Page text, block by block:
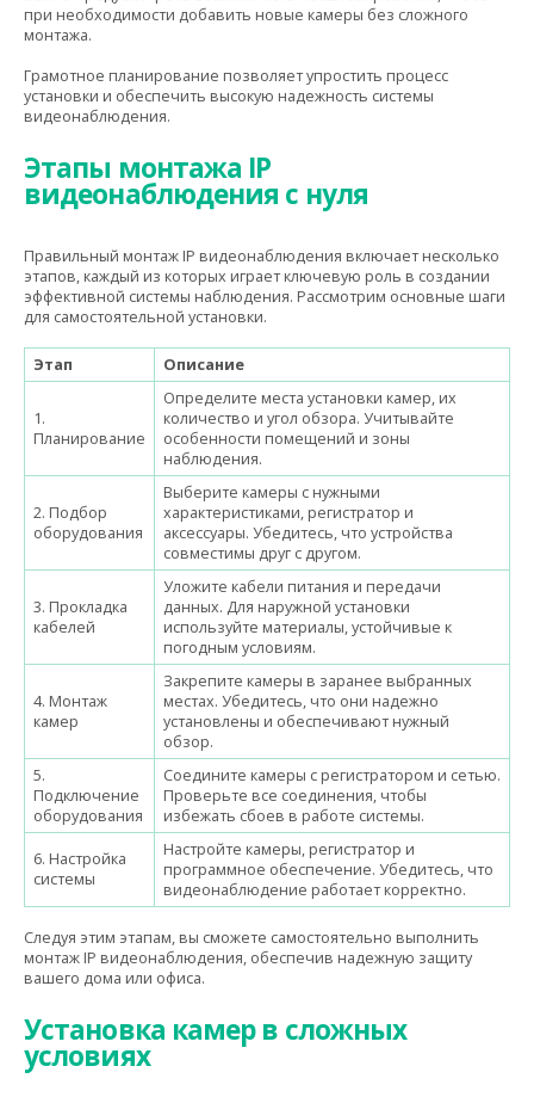
при необходимости добавить новые камеры без сложного
монтажа.
Грамотное планирование позволяет упростить процесс
установки и обеспечить высокую надежность системы
видеонаблюдения.
Этапы монтажа IP
видеонаблюдения с нуля
Правильный монтаж IP видеонаблюдения включает несколько
этапов, каждый из которых играет ключевую роль в создании
эффективной системы наблюдения. Рассмотрим основные шаги
для самостоятельной установки.
Этап Описание
1.
Планирование
Определите места установки камер, их
количество и угол обзора. Учитывайте
особенности помещений и зоны
наблюдения.
2. Подбор
оборудования
Выберите камеры с нужными
характеристиками, регистратор и
аксессуары. Убедитесь, что устройства
совместимы друг с другом.
3. Прокладка
кабелей
Уложите кабели питания и передачи
данных. Для наружной установки
используйте материалы, устойчивые к
погодным условиям.
4. Монтаж
камер
Закрепите камеры в заранее выбранных
местах. Убедитесь, что они надежно
установлены и обеспечивают нужный
обзор.
5.
Подключение
оборудования
Соедините камеры с регистратором и сетью.
Проверьте все соединения, чтобы
избежать сбоев в работе системы.
6. Настройка
системы
Настройте камеры, регистратор и
программное обеспечение. Убедитесь, что
видеонаблюдение работает корректно.
Следуя этим этапам, вы сможете самостоятельно выполнить
монтаж IP видеонаблюдения, обеспечив надежную защиту
вашего дома или офиса.
Установка камер в сложных
условиях